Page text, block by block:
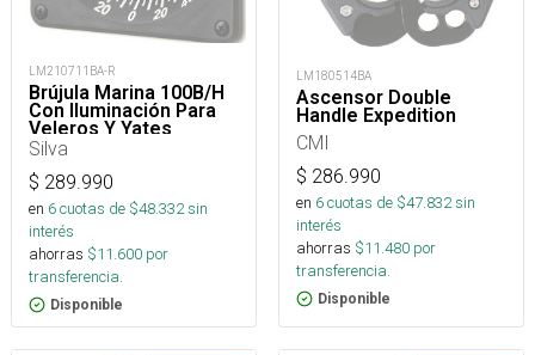
LM210711BA-R
Brújula Marina 100B/H
Con Iluminación Para
Veleros Y Yates
Silva
$ 289.990
en 6cuotas de $48.332sin
interés
ahorras $11.600 por
transferencia.
Disponible
LM180514BA
Ascensor Double
Handle Expedition
CMI
$ 286.990
en 6cuotas de $47.832sin
interés
ahorras $11.480 por
transferencia.
Disponible